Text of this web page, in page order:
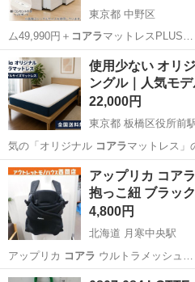
東京都 中野区
ム49,990円＋ コアラ
ス PLU… 023年6月 *コアラマットレ
東京 中野区 ベッド
使用少ない オリ
ングル｜人気モ
22,000円
東京都 板橋区役所前
気の「オリジナル コアラマットレス
ラ） * 商品名：オ… リジナルコアラ
東京 板橋区 板橋区役所前駅
アップリカ コア
抱っこ紐 ブラッ
4,800円
北海道 月寒中央駅
アップリカ コアラ
ュ…
北海道 札幌市